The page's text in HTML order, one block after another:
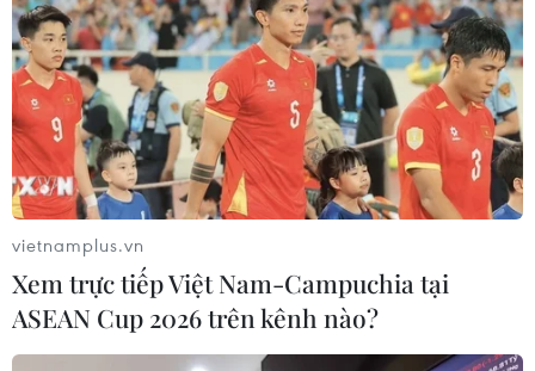
vietnamplus.vn
Xem trực tiếp Việt Nam-Campuchia tại
ASEAN Cup 2026 trên kênh nào?